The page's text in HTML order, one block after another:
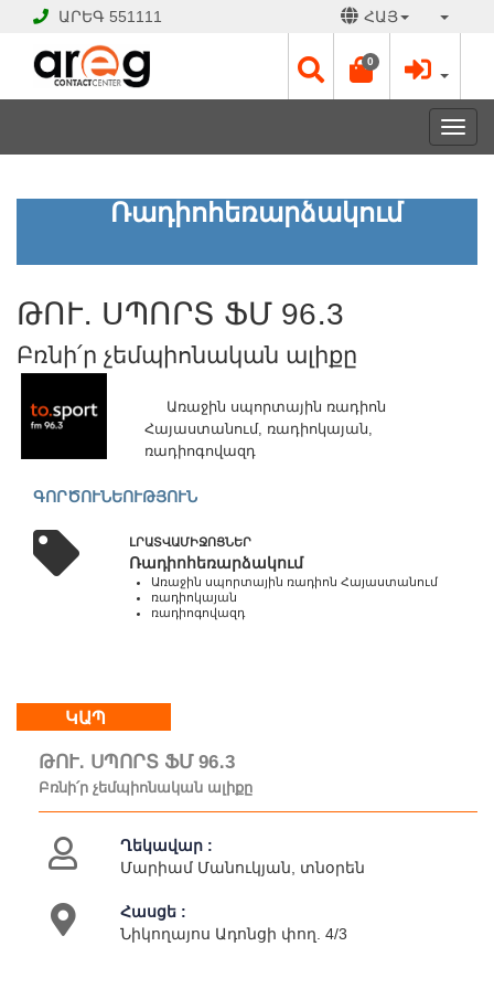
ԱՐԵԳ 551111 ՀԱՅ
0
ԹՈՒ․
3
չեմպիոնական
ալիքը
օրեր՝
Ամեն
շուրջօրյա
Քարտեզ
Ռադիոհեռարձակում
ԹՈՒ․ ՍՊՈՐՏ ՖՄ 96․3
Բռնի՛ր չեմպիոնական ալիքը
Առաջին սպորտային ռադիոն
Հայաստանում, ռադիոկայան,
ռադիոգովազդ
ԳՈՐԾՈՒՆԵՈՒԹՅՈՒՆ
ԼՐԱՏՎԱՄԻՋՈՑՆԵՐ
Ռադիոհեռարձակում
Առաջին սպորտային ռադիոն Հայաստանում
ռադիոկայան
ռադիոգովազդ
ԿԱՊ
ԹՈՒ․ ՍՊՈՐՏ ՖՄ 96․3
Բռնի՛ր չեմպիոնական ալիքը
Ղեկավար :
Մարիամ Մանուկյան, տնօրեն
Հասցե :
Նիկողայոս Ադոնցի փող. 4/3